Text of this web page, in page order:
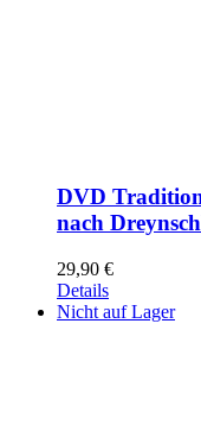
DVD
nach
29,90 €
Details
Nicht auf Lager